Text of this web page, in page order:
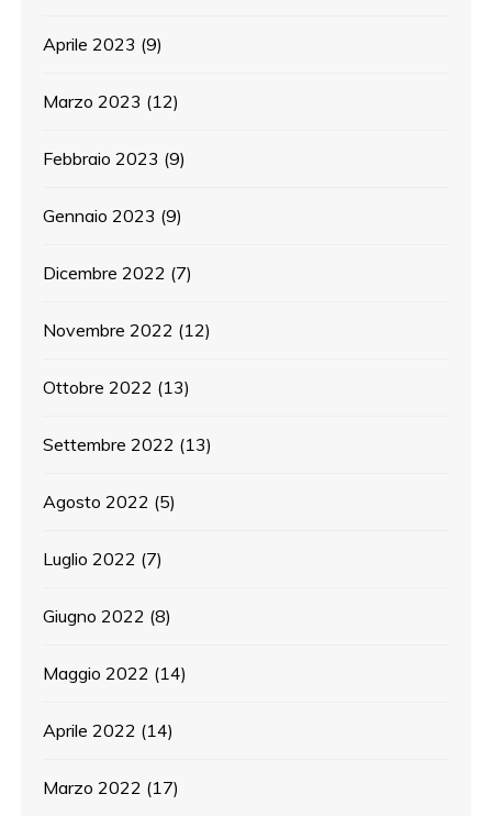
Aprile 2023 (9)
Marzo 2023 (12)
Febbraio 2023 (9)
Gennaio 2023 (9)
Dicembre 2022 (7)
Novembre 2022 (12)
Ottobre 2022 (13)
Settembre 2022 (13)
Agosto 2022 (5)
Luglio 2022 (7)
Giugno 2022 (8)
Maggio 2022 (14)
Aprile 2022 (14)
Marzo 2022 (17)